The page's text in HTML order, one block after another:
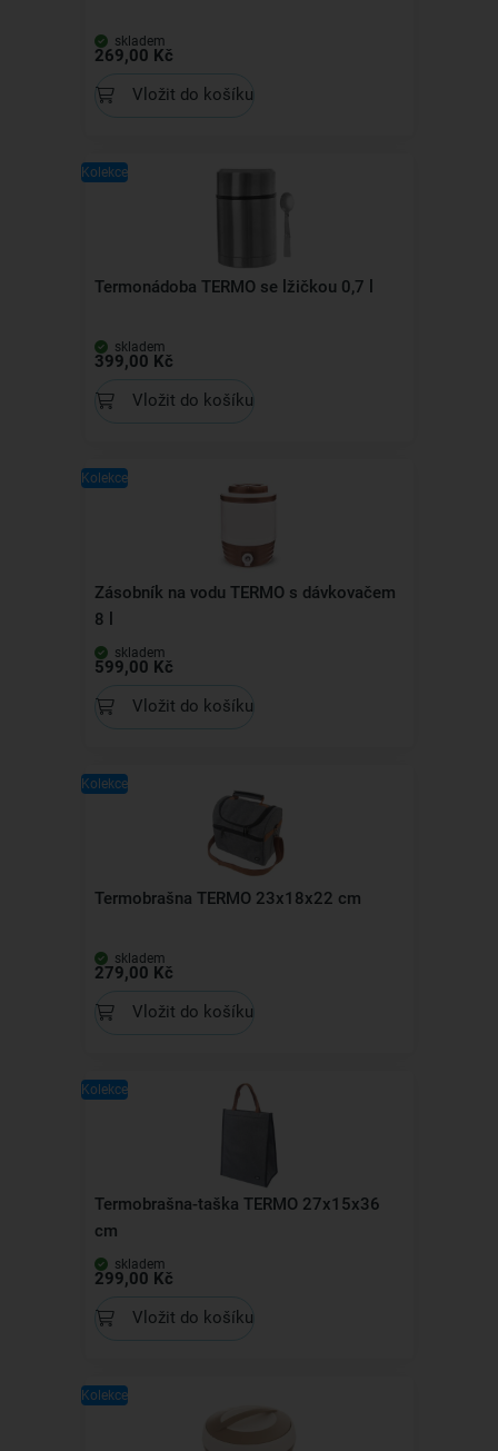
skladem
269,00 Kč
Vložit do košíku
Kolekce
Termonádoba TERMO se lžičkou 0,7 l
skladem
399,00 Kč
Vložit do košíku
Kolekce
Zásobník na vodu TERMO s dávkovačem
8 l
skladem
599,00 Kč
Vložit do košíku
Kolekce
Termobrašna TERMO 23x18x22 cm
skladem
279,00 Kč
Vložit do košíku
Kolekce
Termobrašna-taška TERMO 27x15x36
cm
skladem
299,00 Kč
Vložit do košíku
Kolekce